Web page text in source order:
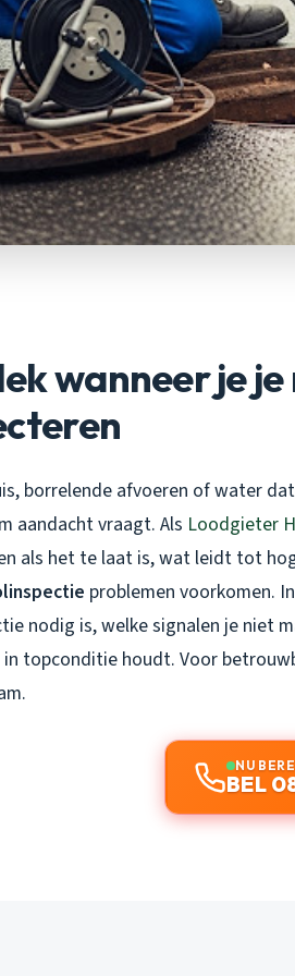
wanneer je
borrelende afvoeren of water
aandacht vraagt. Als Loodgieter
als het te laat is, wat leidt tot
problemen voorkomen.
nodig is, welke signalen je niet
topconditie houdt. Voor
NU
BEL